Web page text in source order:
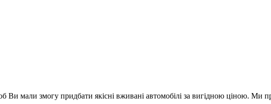
Ви мали змогу придбати якісні вживані автомобілі за вигідною ціною. Ми